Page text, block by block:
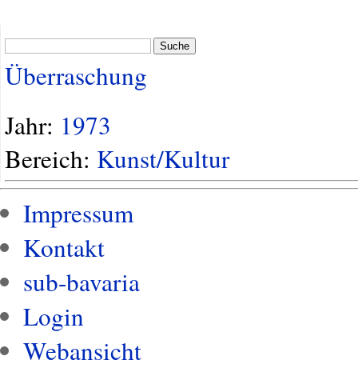
Suche
Überraschung
Jahr: 1973
Bereich: Kunst/Kultur
Impressum
Kontakt
sub-bavaria
Login
Webansicht